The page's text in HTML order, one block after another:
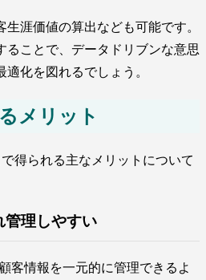
涯価値の算出なども可能です。
ることで、データドリブンな意思
化を図れるでしょう。
メリット
得られる主なメリットについて
管理しやすい
客情報を一元的に管理できるよ